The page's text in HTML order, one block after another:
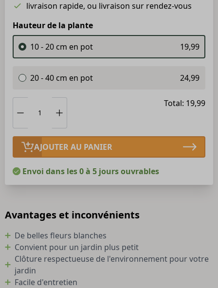
livraison rapide, ou livraison sur rendez-vous
Hauteur de la plante
10 - 20 cm en pot
19,99
20 - 40 cm en pot 24,99
AJOUTER AU PANIER
Total: 19,99
Envoi dans les 0 à 5 jours ouvrables
Avantages et inconvénients
De belles fleurs blanches
Convient pour un jardin plus petit
Clôture respectueuse de l'environnement pour votre
jardin
Facile d'entretien